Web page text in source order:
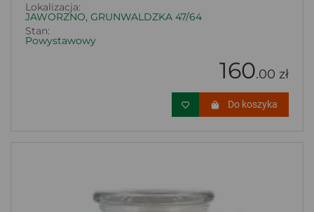
Lokalizacja:
JAWORZNO, GRUNWALDZKA 47/64
Stan:
Powystawowy
160.00 zł
Do koszyka